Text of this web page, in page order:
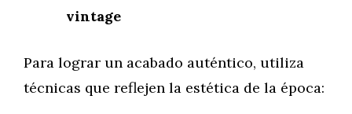
vintage
Para lograr un acabado auténtico, utiliza
técnicas que reflejen la estética de la época: